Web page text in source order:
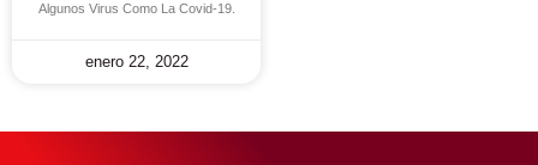
Algunos Virus Como La Covid-19.
enero 22, 2022